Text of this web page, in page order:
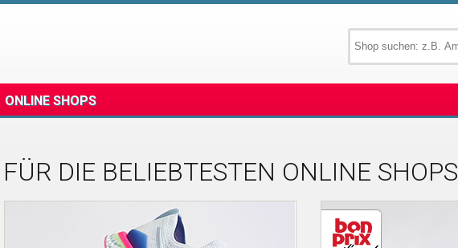
ONLINE SHOPS
DIE BELIEBTESTEN ONLINE SHOPS